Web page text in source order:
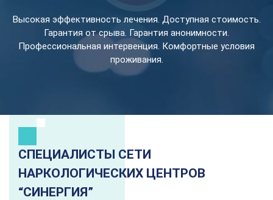
Высокая эффективность лечения. Доступная стоимость.
Гарантия от срыва. Гарантия анонимности.
Профессиональная интервенция. Комфортные условия
проживания.
СПЕЦИАЛИСТЫ СЕТИ
НАРКОЛОГИЧЕСКИХ ЦЕНТРОВ
“СИНЕРГИЯ”